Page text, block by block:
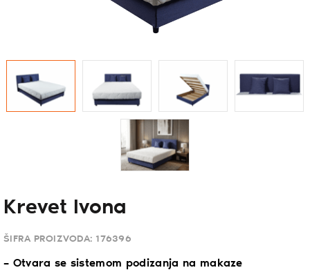
Krevet Ivona
ŠIFRA PROIZVODA: 176396
– Otvara se sistemom podizanja na makaze